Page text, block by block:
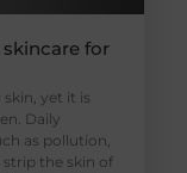
for
yet it is
Daily
as pollution,
the skin of